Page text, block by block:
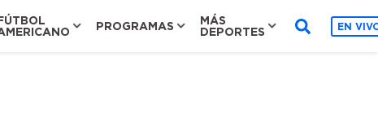
PROGRAMAS
MÁS
DEPORTES
EN